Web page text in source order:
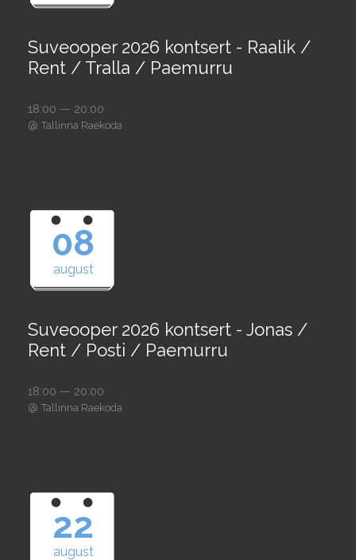
Suveooper 2026 kontsert - Raalik /
Rent / Tralla / Paemurru
18:00 — 20:00
@ Tallinna Raekoda
08
august
Suveooper 2026 kontsert - Jonas /
Rent / Posti / Paemurru
18:00 — 20:00
@ Tallinna Raekoda
22
august